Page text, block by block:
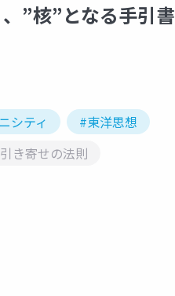
”核”となる手引書
シティ
#東洋思想
き寄せの法則